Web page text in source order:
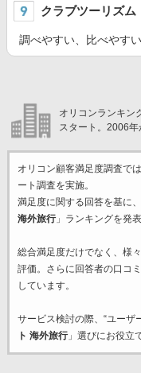
クラブツーリズム
調べやすい、比べやす
オリコンランキン
スタート。2006年
オリコン顧客満足度調査で
ート調査を実施。
満足度に関する回答を基に
海外旅行」ランキングを発
総合満足度だけでなく、様
評価。さらに回答者の口コ
しています。
サービス検討の際、“ユーザ
ト 海外旅行」選びにお役立